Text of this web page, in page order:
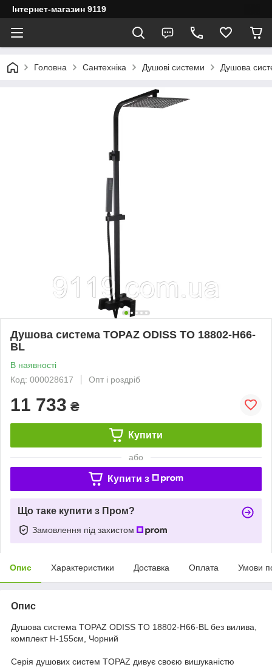
Інтернет-магазин 9119
Головна Сантехніка Душові системи Душова
Душова система TOPAZ ODISS TO 18802-H66-
BL
В наявності
Код: 000028617
Опт і роздріб
11 733 ₴
Купити
або
Купити з
Що таке купити з Пром?
Замовлення під захистом
Опис Характеристики Доставка Оплата Умови
Опис
Душова система TOPAZ ODISS TO 18802-H66-BL без вилива,
комплект Н-155см, Чорний
Серія душових систем TOPAZ дивує своєю вишуканістю